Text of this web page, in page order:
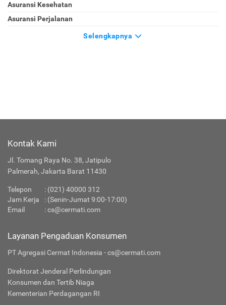
Asuransi Kesehatan
Asuransi Perjalanan
Selengkapnya
Kontak Kami
Jl. Tomang Raya No. 38, Jatipulo
Palmerah, Jakarta Barat 11430
Telepon : (021) 40000 312
Jam Kerja
: (Senin-Jumat 9:00-17:00)
Email
:cs@cermati.com
Layanan Pengaduan Konsumen
PT Agregasi Cermat Indonesia - cs@cermati.com
Direktorat Jenderal Perlindungan
Konsumen dan Tertib Niaga
Kementerian Perdagangan RI